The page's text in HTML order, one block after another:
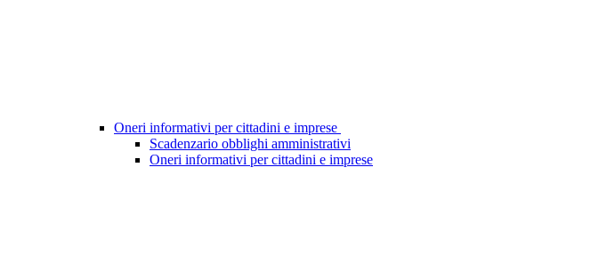
Oneri informativi per cittadini e imprese
Scadenzario obblighi amministrativi
Oneri informativi per cittadini e imprese